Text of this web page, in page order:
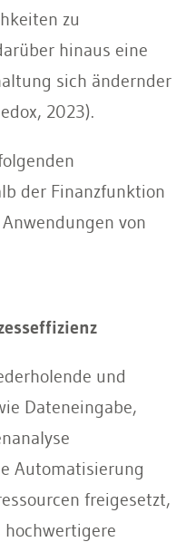
zu
hinaus eine
sich ändernder
2023).
der Finanzfunktion
von
und
Dateneingabe,
Automatisierung
freigesetzt,